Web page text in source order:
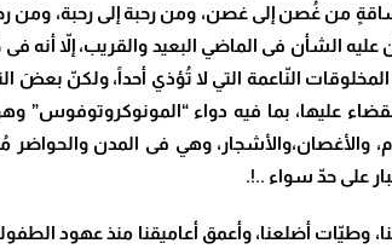
من غُصن إلى غصن، ومن رحبة إلى رحبة، ومن
عليه الشأن فى الماضي البعيد والقريب، إلاّ أنه
النّاعمة التي لا تُؤذي أحداً، ولكنّ بعضَ
عليها، بما فيه دواء “المونوكروتوفوس”
والأغصان،والأشجار، وهي فى المدن
على حدّ سواء ..!.
وطيّات أضلعنا، وأعمق أعاميقنا منذ عهود